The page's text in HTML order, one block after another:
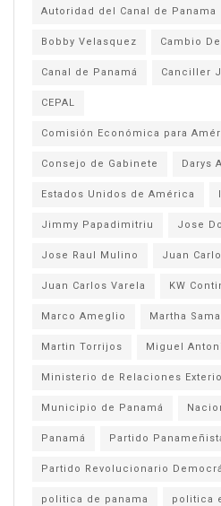
Autoridad del Canal de Panama
Bobby Velasquez Cambio
Canal de Panamá Canciller
CEPAL
Comisión Económica para
Consejo de Gabinete Darys
Estados Unidos de América
Jimmy Papadimitriu Jose
Jose Raul Mulino Juan
Juan Carlos Varela KW
Marco Ameglio Martha
Martin Torrijos Miguel
Ministerio de Relaciones
Municipio de Panamá
Panamá Partido
Partido Revolucionario
politica de panama politica